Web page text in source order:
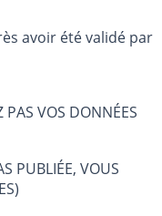
avoir été validé par
VOS DONNÉES
PUBLIÉE, VOUS